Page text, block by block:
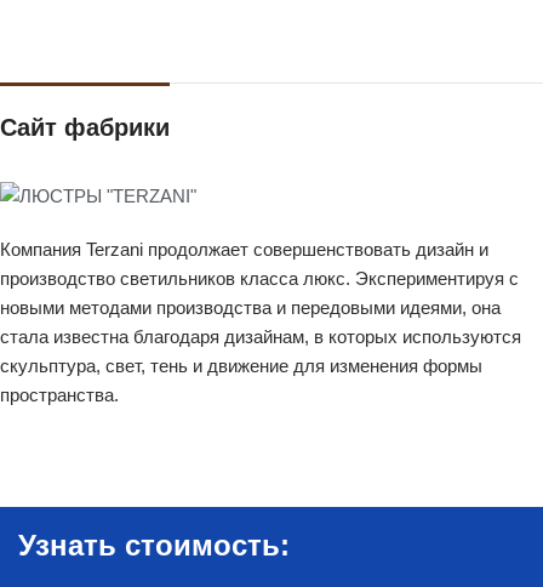
Сайт фабрики
Компания Terzani продолжает совершенствовать дизайн и
производство светильников класса люкс. Экспериментируя с
новыми методами производства и передовыми идеями, она
стала известна благодаря дизайнам, в которых используются
скульптура, свет, тень и движение для изменения формы
пространства.
Узнать стоимость: